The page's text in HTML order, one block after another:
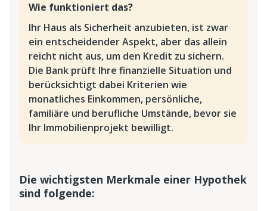
Wie funktioniert das?
Ihr Haus als Sicherheit anzubieten, ist zwar
ein entscheidender Aspekt, aber das allein
reicht nicht aus, um den Kredit zu sichern.
Die Bank prüft Ihre finanzielle Situation und
berücksichtigt dabei Kriterien wie
monatliches Einkommen, persönliche,
familiäre und berufliche Umstände, bevor sie
Ihr Immobilienprojekt bewilligt.
Die wichtigsten Merkmale einer Hypothek
sind folgende: